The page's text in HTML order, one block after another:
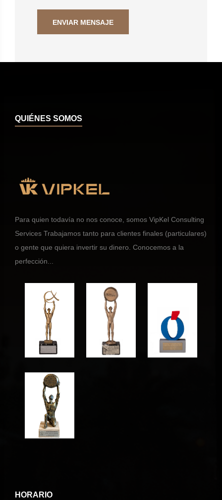
QUIÉNES SOMOS
Para quien todavía no nos conoce, somos VipKel Consulting
Services Trabajamos tanto para clientes finales (particulares)
o gente que quiera invertir su dinero. Conocemos a la
perfección...
HORARIO